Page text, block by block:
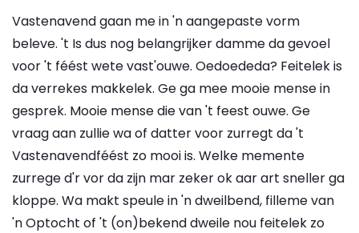
Vastenavend gaan me in 'n aangepaste vorm
beleve. 't Is dus nog belangrijker damme da gevoel
voor 't féést wete vast'ouwe. Oedoededa? Feitelek is
da verrekes makkelek. Ge ga mee mooie mense in
gesprek. Mooie mense die van 't feest ouwe. Ge
vraag aan zullie wa of datter voor zurregt da 't
Vastenavendféést zo mooi is. Welke memente
zurrege d'r vor da zijn mar zeker ok aar art sneller ga
kloppe. Wa makt speule in 'n dweilbend, filleme van
'n Optocht of 't (on)bekend dweile nou feitelek zo